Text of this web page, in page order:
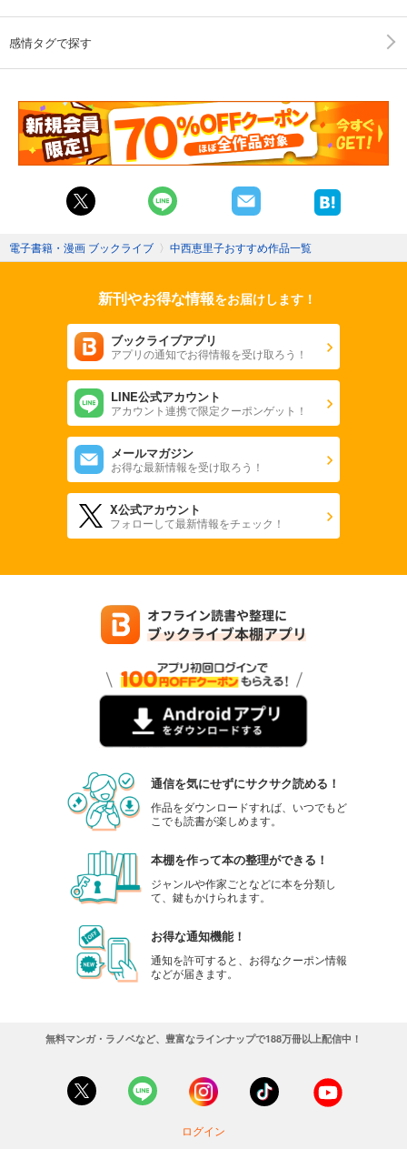
感情タグで探す
電子書籍・漫画 ブックライブ 〉 中西恵里子おすすめ作品一覧
新刊やお得な情報をお届けします！
ブックライブアプリ
アプリの通知でお得情報を受け取ろう！
LINE公式アカウント
アカウント連携で限定クーポンゲット！
メールマガジン
お得な最新情報を受け取ろう！
X公式アカウント
フォローして最新情報をチェック！
通信を気にせずにサクサク読める！
作品をダウンロードすれば、いつでもど
こでも読書が楽しめます。
本棚を作って本の整理ができる！
ジャンルや作家ごとなどに本を分類し
て、鍵もかけられます。
お得な通知機能！
通知を許可すると、お得なクーポン情報
などが届きます。
無料マンガ・ラノベなど、豊富なラインナップで188万冊以上配信中！
ログイン